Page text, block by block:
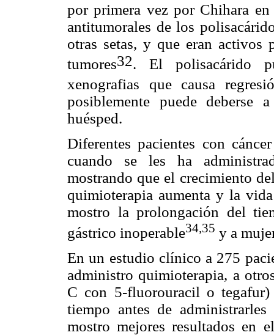
por primera vez por Chihara
antitumorales de los
otras setas, y que eran
tumores32. El polisacárido
xenografias que causa
posiblemente puede
huésped.
Diferentes pacientes con
cuando se les ha
mostrando que el crecimiento
quimioterapia aumenta y la
mostro la prolongación del
gástrico inoperable34,35 y a
En un estudio clínico a 275
administro quimioterapia, a
C con 5-fluorouracil o
tiempo antes de
mostro mejores resultados en